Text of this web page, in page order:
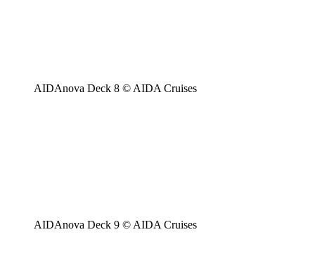
AIDAnova Deck 8 © AIDA Cruises
AIDAnova Deck 9 © AIDA Cruises